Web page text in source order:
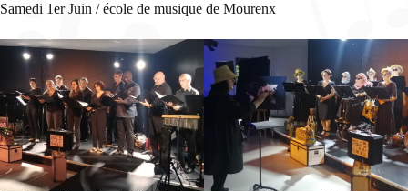
Samedi 1er Juin / école de musique de Mourenx